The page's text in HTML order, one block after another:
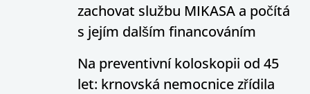
zachovat službu MIKASA a počítá
s jejím dalším financováním
Na preventivní koloskopii od 45
let: krnovská nemocnice zřídila